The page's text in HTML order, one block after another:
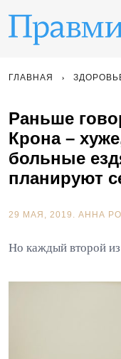
ГЛАВНАЯ
Раньше
Крона –
больные
планируют
29 МАЯ, 2019. АННА
Но каждый второй